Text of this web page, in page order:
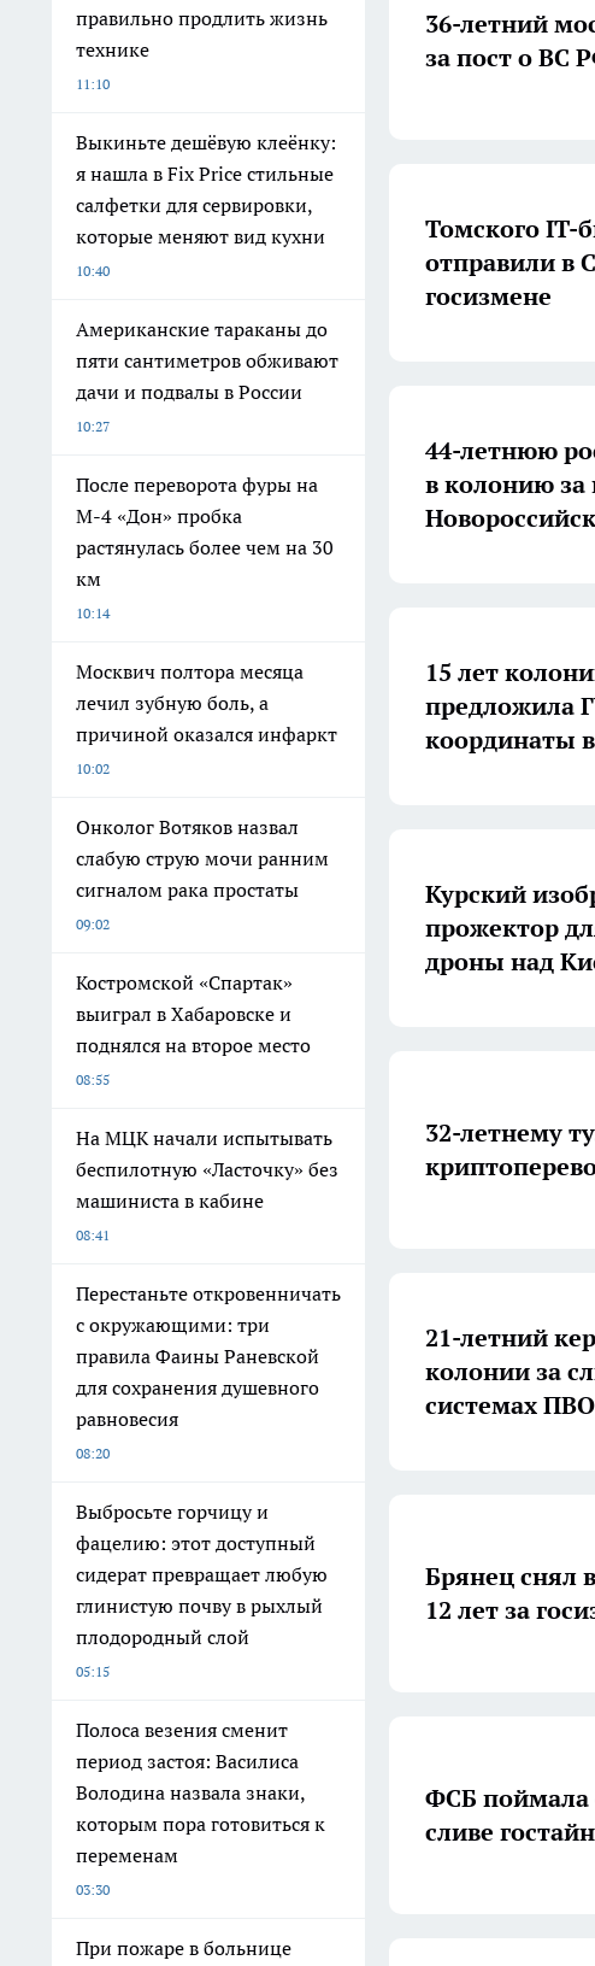
правильно продлить жизнь
технике
11:10
Выкиньте дешёвую клеёнку:
я нашла в Fix Price стильные
салфетки для сервировки,
которые меняют вид кухни
10:40
Американские тараканы до
пяти сантиметров обживают
дачи и подвалы в России
10:27
После переворота фуры на
М-4 «Дон» пробка
растянулась более чем на 30
км
10:14
Москвич полтора месяца
лечил зубную боль, а
причиной оказался инфаркт
10:02
Онколог Вотяков назвал
слабую струю мочи ранним
сигналом рака простаты
09:02
Костромской «Спартак»
выиграл в Хабаровске и
поднялся на второе место
08:55
На МЦК начали испытывать
беспилотную «Ласточку» без
машиниста в кабине
08:41
Перестаньте откровенничать
с окружающими: три
правила Фаины Раневской
для сохранения душевного
равновесия
08:20
Выбросьте горчицу и
фацелию: этот доступный
сидерат превращает любую
глинистую почву в рыхлый
плодородный слой
05:15
Полоса везения сменит
период застоя: Василиса
Володина назвала знаки,
которым пора готовиться к
переменам
03:30
При пожаре в больнице
36-летний
за пост о ВС
Томского IT-
отправили в
госизмене
44-летнюю
в колонию
15 лет
предложила
координаты
Курский
прожектор
дроны над
32-летнему
21-летний
колонии за
системах
Брянец снял
12 лет за
ФСБ поймала
сливе